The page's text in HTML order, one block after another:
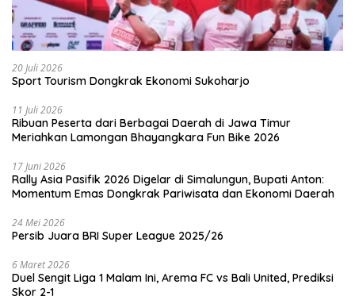
20 Juli 2026
Sport Tourism Dongkrak Ekonomi Sukoharjo
11 Juli 2026
Ribuan Peserta dari Berbagai Daerah di Jawa Timur
Meriahkan Lamongan Bhayangkara Fun Bike 2026
17 Juni 2026
Rally Asia Pasifik 2026 Digelar di Simalungun, Bupati Anton:
Momentum Emas Dongkrak Pariwisata dan Ekonomi Daerah
24 Mei 2026
Persib Juara BRI Super League 2025/26
6 Maret 2026
Duel Sengit Liga 1 Malam Ini, Arema FC vs Bali United, Prediksi
Skor 2-1